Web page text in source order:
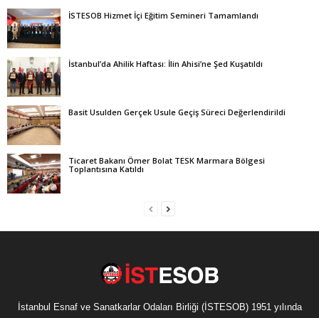
İSTESOB Hizmet İçi Eğitim Semineri Tamamlandı
İstanbul’da Ahilik Haftası: İlin Ahisi’ne Şed Kuşatıldı
Basit Usulden Gerçek Usule Geçiş Süreci Değerlendirildi
Ticaret Bakanı Ömer Bolat TESK Marmara Bölgesi
Toplantısına Katıldı
İstanbul Esnaf ve Sanatkarlar Odaları Birliği (İSTESOB) 1951 yılında